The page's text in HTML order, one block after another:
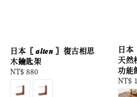
日本〖 𝒂𝒍𝒕𝒆𝒏 〗復古相思
木鑰匙架
Regular
price
NT$ 880
日
天然
功能
price
NT$